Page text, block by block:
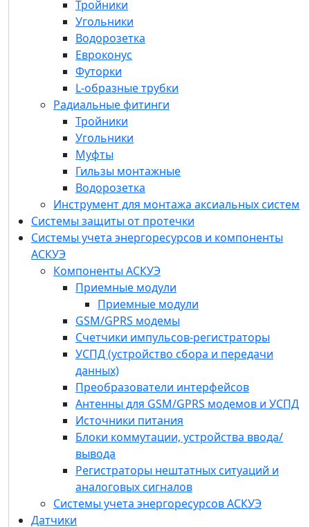
Тройники
Угольники
Водорозетка
Евроконус
Футорки
L-образные трубки
Радиальные фитинги
Тройники
Угольники
Муфты
Гильзы монтажные
Водорозетка
Инструмент для монтажа аксиальных систем
Системы защиты от протечки
Системы учета энергоресурсов и компоненты
АСКУЭ
Компоненты АСКУЭ
Приемные модули
Приемные модули
GSM/GPRS модемы
Счетчики импульсов-регистраторы
УСПД (устройство сбора и передачи
данных)
Преобразователи интерфейсов
Антенны для GSM/GPRS модемов и УСПД
Источники питания
Блоки коммутации, устройства ввода/
вывода
Регистраторы нештатных ситуаций и
аналоговых сигналов
Системы учета энергоресурсов АСКУЭ
Датчики
Радиальные фитинги
Тройники
Угольники
Муфты
Гильзы монтажные
Водорозетка
Инструмент для монтажа аксиальных систем
Системы защиты от протечки
Системы учета энергоресурсов и
компоненты АСКУЭ
Компоненты АСКУЭ
Приемные модули
GSM/GPRS модемы
Счетчики импульсов-регистраторы
УСПД (устройство сбора и передачи
Преобразователи интерфейсов
Антенны для GSM/GPRS модемов и УСПД
Источники питания
Блоки коммутации, устройства ввода/
вывода
Регистраторы нештатных ситуаций и
аналоговых сигналов
Системы учета энергоресурсов АСКУЭ
Датчики
Датчики давления
Датчики температуры
Гильзы для монтажа
Датчики температуры
Датчики и дозаторы воды
Импульсные датчики